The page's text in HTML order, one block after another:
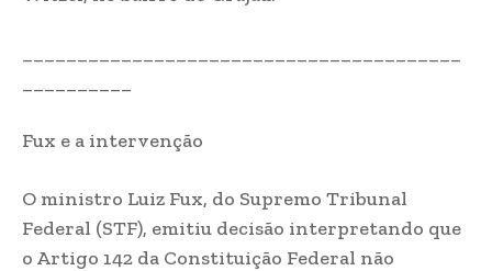
Fux e a intervenção
O ministro Luiz Fux, do Supremo Tribunal
Federal (STF), emitiu decisão interpretando que
o Artigo 142 da Constituição Federal não